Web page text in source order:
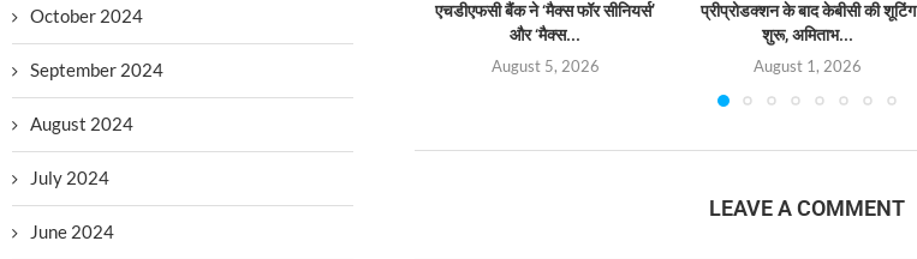
एचडीएफसी बैंक ने ‘मैक्स फॉर सीनियर्स’
और ‘मैक्स...
August 5, 2026
प्रीप्रोडक्शन के बाद केबीसी की शूटिंग
शुरू, अमिताभ...
August 1, 2026
LEAVE A COMMENT
October 2024
September 2024
August 2024
July 2024
June 2024